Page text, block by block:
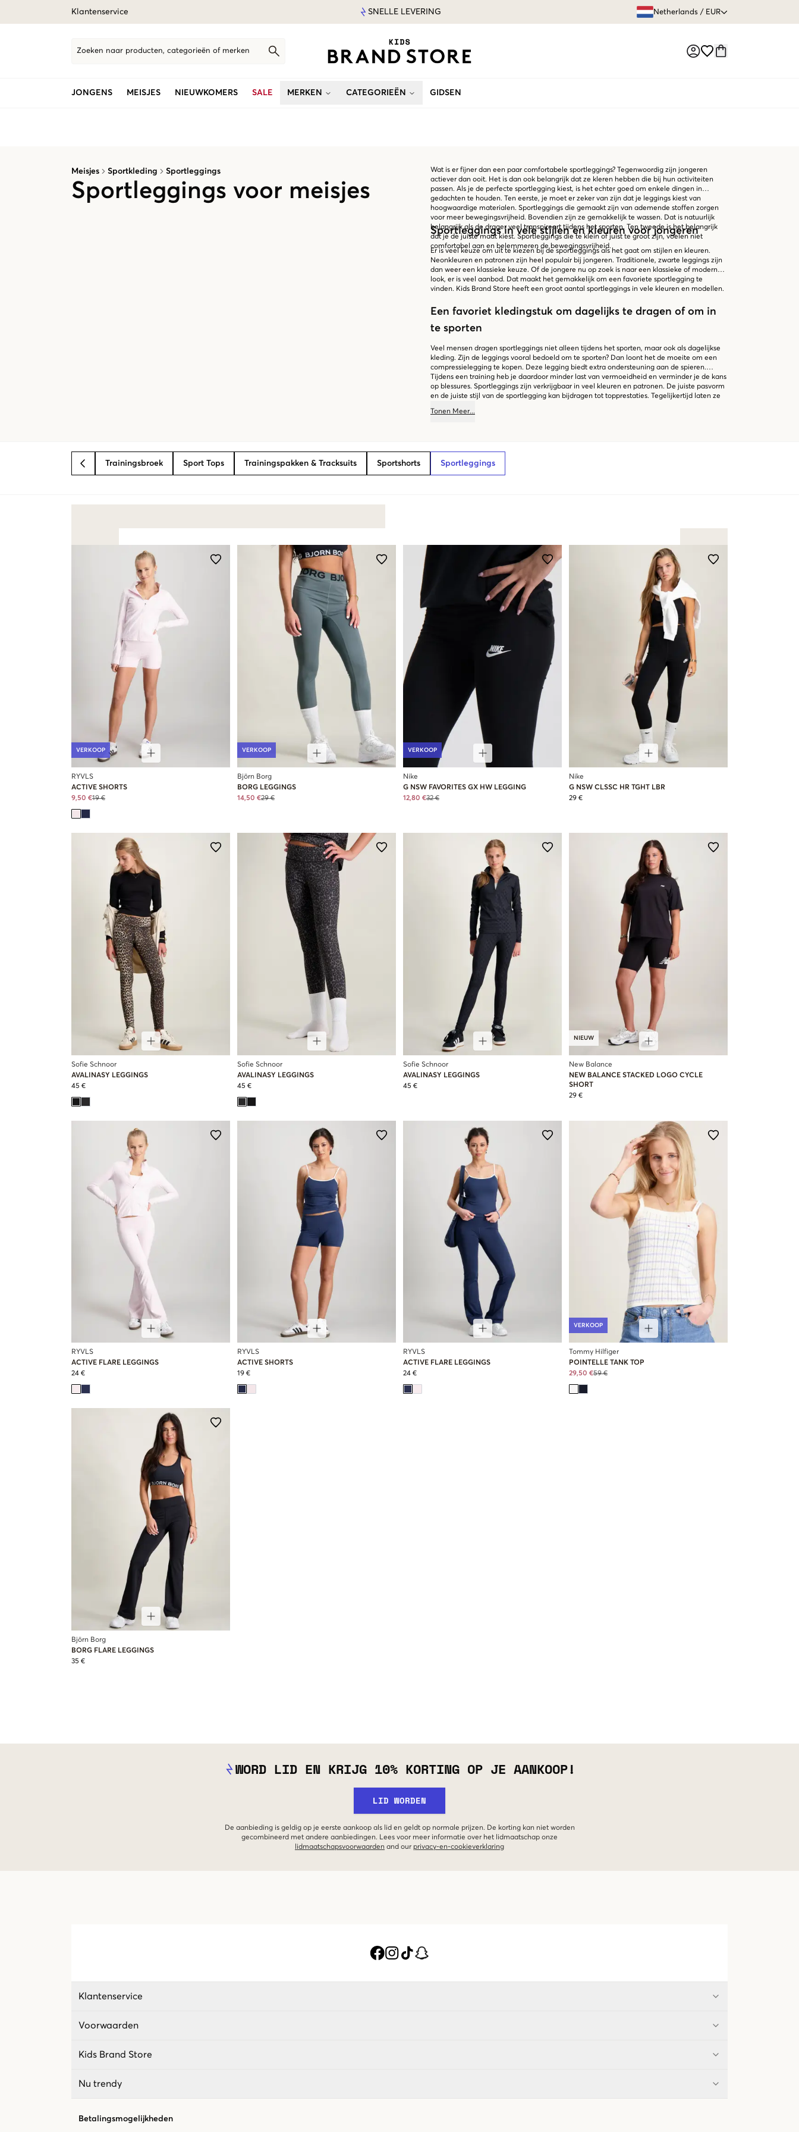
Klantenservice SNELLE LEVERING Netherlands / EUR
Zoeken naar producten, categorieën of merken
JONGENS MEISJES NIEUWKOMERS SALE MERKEN CATEGORIEËN GIDSEN
Meisjes Sportkleding Sportleggings
Sportleggings voor meisjes
Wat is er fijner dan een paar comfortabele sportleggings? Tegenwoordig zijn jongeren
actiever dan ooit. Het is dan ook belangrijk dat ze kleren hebben die bij hun activiteiten
passen. Als je de perfecte sportlegging kiest, is het echter goed om enkele dingen in
gedachten te houden. Ten eerste, je moet er zeker van zijn dat je leggings kiest van
hoogwaardige materialen. Sportleggings die gemaakt zijn van ademende stoffen zorgen
voor meer bewegingsvrijheid. Bovendien zijn ze gemakkelijk te wassen. Dat is natuurlijk
belangrijk als de drager veel transpireert tijdens het sporten. Ten tweede is het belangrijk
dat je de juiste maat kiest. Sportleggings die te klein of juist te groot zijn, voelen niet
comfortabel aan en belemmeren de bewegingsvrijheid.
Sportleggings in vele stijlen en kleuren voor jongeren
Er is veel keuze om uit te kiezen bij de sportleggings als het gaat om stijlen en kleuren.
Neonkleuren en patronen zijn heel populair bij jongeren. Traditionele, zwarte leggings zijn
dan weer een klassieke keuze. Of de jongere nu op zoek is naar een klassieke of moderne
look, er is veel aanbod. Dat maakt het gemakkelijk om een favoriete sportlegging te
vinden. Kids Brand Store heeft een groot aantal sportleggings in vele kleuren en modellen.
Een favoriet kledingstuk om dagelijks te dragen of om in
te sporten
Veel mensen dragen sportleggings niet alleen tijdens het sporten, maar ook als dagelijkse
kleding. Zijn de leggings vooral bedoeld om te sporten? Dan loont het de moeite om een
compressielegging te kopen. Deze legging biedt extra ondersteuning aan de spieren.
Tijdens een training heb je daardoor minder last van vermoeidheid en verminder je de kans
op blessures. Sportleggings zijn verkrijgbaar in veel kleuren en patronen. De juiste pasvorm
en de juiste stijl van de sportlegging kan bijdragen tot topprestaties. Tegelijkertijd laten ze
vindt er stijlvolle en comfortabele sportleggings. We leveren altijd snel en je kunt gratis
Tonen Meer...
BACK Trainingsbroek Sport Tops Trainingspakken & Tracksuits Sportshorts Sportleggings
VERKOOP
RYVLS
ACTIVE SHORTS
9,50 €19 €
VERKOOP
Björn Borg
BORG LEGGINGS
14,50 €29 €
VERKOOP
Nike
G NSW FAVORITES GX HW LEGGING
12,80 €32 €
Nike
G NSW CLSSC HR TGHT LBR
29 €
Sofie Schnoor
AVALINASY LEGGINGS
45 €
Sofie Schnoor
AVALINASY LEGGINGS
45 €
Sofie Schnoor
AVALINASY LEGGINGS
45 €
NIEUW
New Balance
NEW BALANCE STACKED LOGO CYCLE
SHORT
29 €
RYVLS
ACTIVE FLARE LEGGINGS
24 €
RYVLS
ACTIVE SHORTS
19 €
RYVLS
ACTIVE FLARE LEGGINGS
24 €
VERKOOP
Tommy Hilfiger
POINTELLE TANK TOP
29,50 €59 €
Björn Borg
BORG FLARE LEGGINGS
35 €
WORD LID EN KRIJG 10% KORTING OP JE AANKOOP!
LID WORDEN
De aanbieding is geldig op je eerste aankoop als lid en geldt op normale prijzen. De korting kan niet worden
gecombineerd met andere aanbiedingen. Lees voor meer informatie over het lidmaatschap onze
lidmaatschapsvoorwaarden and our privacy-en-cookieverklaring
Klantenservice
Voorwaarden
Kids Brand Store
Nu trendy
Betalingsmogelijkheden